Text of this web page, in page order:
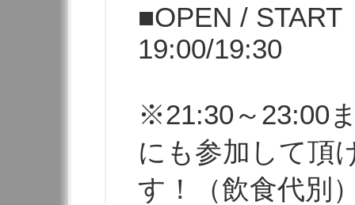
■OPEN / START
19:00/19:30
※21:30～23:00
にも参加して頂
す！（飲食代別